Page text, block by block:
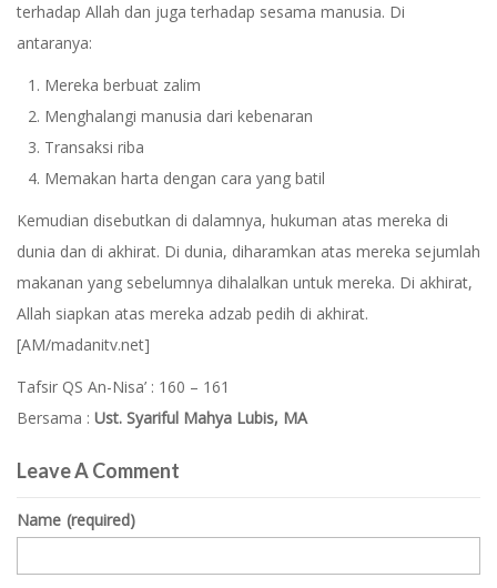
terhadap Allah dan juga terhadap sesama manusia. Di
antaranya:
Mereka berbuat zalim
Menghalangi manusia dari kebenaran
Transaksi riba
Memakan harta dengan cara yang batil
Kemudian disebutkan di dalamnya, hukuman atas mereka di
dunia dan di akhirat. Di dunia, diharamkan atas mereka sejumlah
makanan yang sebelumnya dihalalkan untuk mereka. Di akhirat,
Allah siapkan atas mereka adzab pedih di akhirat.
[AM/madanitv.net]
Tafsir QS An-Nisa’ : 160 – 161
Bersama : Ust. Syariful Mahya Lubis, MA
Leave A Comment
Name (required)